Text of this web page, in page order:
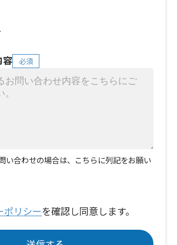
容
必須
い合わせの場合は、こちらに列記をお願い
ポリシーを確認し同意します。